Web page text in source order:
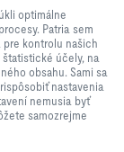
ktoré
ktoré
sa
optimálne
Patria sem
kontrolu našich
účely, na
obsahu. Sami sa
nastavenia
nemusia byť
samozrejme